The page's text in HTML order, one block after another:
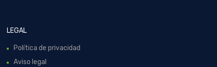
LEGAL
Política de privacidad
Aviso legal